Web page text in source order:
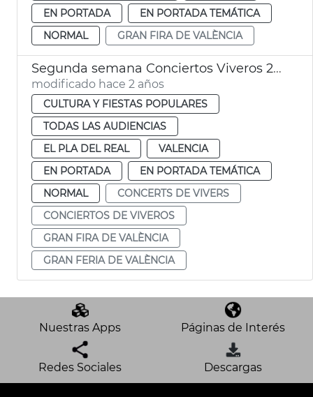
EN PORTADA
EN PORTADA TEMÁTICA
NORMAL
GRAN FIRA DE VALÈNCIA
Segunda semana Conciertos Viveros 2024
modificado hace 2 años
CULTURA Y FIESTAS POPULARES
TODAS LAS AUDIENCIAS
EL PLA DEL REAL
VALENCIA
EN PORTADA
EN PORTADA TEMÁTICA
NORMAL
CONCERTS DE VIVERS
CONCIERTOS DE VIVEROS
GRAN FIRA DE VALÈNCIA
GRAN FERIA DE VALÈNCIA
Nuestras Apps Páginas de Interés
Redes Sociales Descargas